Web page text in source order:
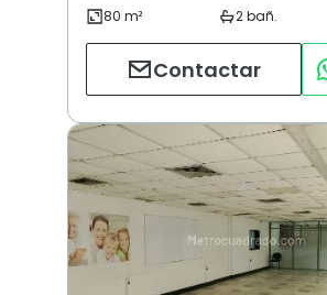
Contactar